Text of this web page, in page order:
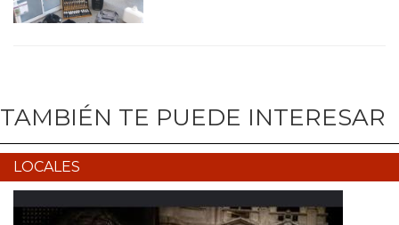
TAMBIÉN TE PUEDE INTERESAR
LOCALES